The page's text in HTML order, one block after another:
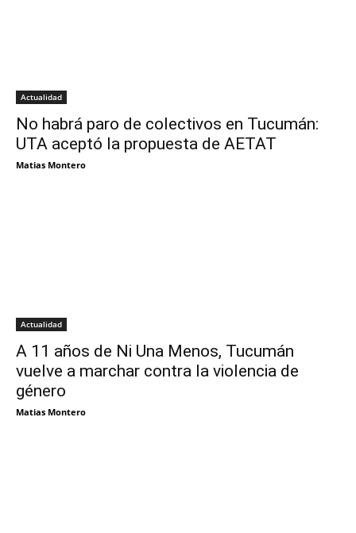
Actualidad
No habrá paro de colectivos en Tucumán:
UTA aceptó la propuesta de AETAT
Matias Montero
Actualidad
A 11 años de Ni Una Menos, Tucumán
vuelve a marchar contra la violencia de
género
Matias Montero